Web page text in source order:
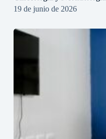
19 de junio de 2026